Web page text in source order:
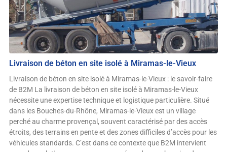
Livraison de béton en site isolé à Miramas-le-Vieux
Livraison de béton en site isolé à Miramas-le-Vieux : le savoir-faire
de B2M La livraison de béton en site isolé à Miramas-le-Vieux
nécessite une expertise technique et logistique particulière. Situé
dans les Bouches-du-Rhône, Miramas-le-Vieux est un village
perché au charme provençal, souvent caractérisé par des accès
étroits, des terrains en pente et des zones difficiles d’accès pour les
véhicules standards. C’est dans ce contexte que B2M intervient